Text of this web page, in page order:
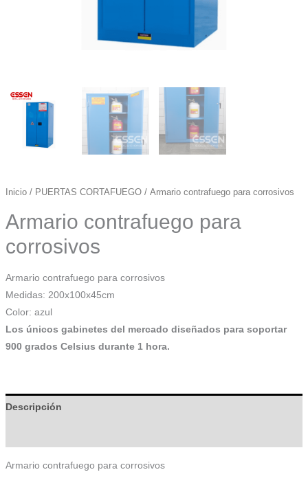
Inicio/ PUERTAS CORTAFUEGO/ Armario contrafuego para corrosivos
Armario contrafuego para
corrosivos
Armario contrafuego para corrosivos
Medidas: 200x100x45cm
Color: azul
Los únicos gabinetes del mercado diseñados para soportar
900 grados Celsius durante 1 hora.
Descripción
Armario contrafuego para corrosivos